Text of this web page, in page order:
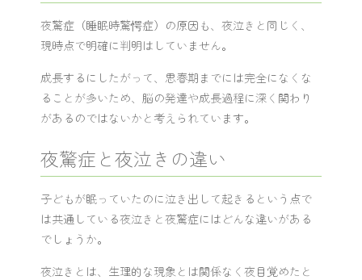
夜驚症（睡眠時驚愕症）の原因も、夜泣きと同じく、
現時点で明確に判明はしていません。
成長するにしたがって、思春期までには完全になくな
ることが多いため、脳の発達や成長過程に深く関わり
があるのではないかと考えられています。
夜驚症と夜泣きの違い
子どもが眠っていたのに泣き出して起きるという点で
は共通している夜泣きと夜驚症にはどんな違いがある
でしょうか。
夜泣きとは、生理的な現象とは関係なく夜目覚めたと